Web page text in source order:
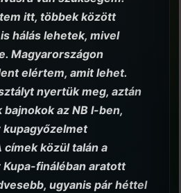
itt, többek között
hálás lehetek, mivel
Magyarországon
elértem, amit lehet.
nyertük meg, aztán
az NB I-ben,
közül talán a
fináléban aratott
ugyanis pár héttel